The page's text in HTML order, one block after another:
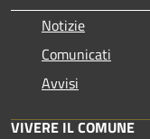
Notizie
Comunicati
Avvisi
VIVERE IL COMUNE